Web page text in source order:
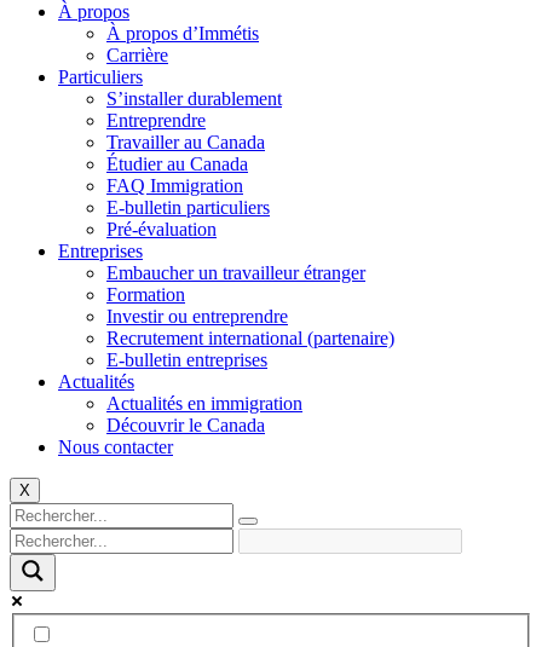
À propos
À propos d’Immétis
Carrière
Particuliers
S’installer durablement
Entreprendre
Travailler au Canada
Étudier au Canada
FAQ Immigration
E-bulletin particuliers
Pré-évaluation
Entreprises
Embaucher un travailleur étranger
Formation
Investir ou entreprendre
Recrutement international (partenaire)
E-bulletin entreprises
Actualités
Actualités en immigration
Découvrir le Canada
Nous contacter
X